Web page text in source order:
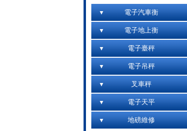
電子汽車衡
電子地上衡
電子臺秤
電子吊秤
叉車秤
電子天平
地磅維修